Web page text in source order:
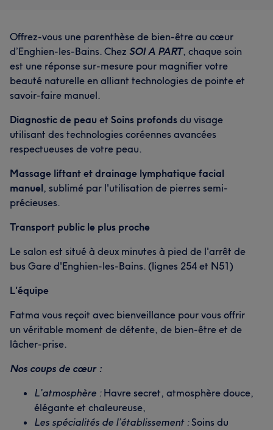
Offrez-vous une parenthèse de bien-être au cœur
d’Enghien-les-Bains. Chez SOI A PART, chaque soin
est une réponse sur-mesure pour magnifier votre
beauté naturelle en alliant technologies de pointe et
savoir-faire manuel.
Diagnostic de peau et Soins profonds du visage
utilisant des technologies coréennes avancées
respectueuses de votre peau.
Massage liftant et drainage lymphatique facial
manuel, sublimé par l'utilisation de pierres semi-
précieuses.
Transport public le plus proche
Le salon est situé à deux minutes à pied de l'arrêt de
bus Gare d'Enghien-les-Bains. (lignes 254 et N51)
L'équipe
Fatma vous reçoit avec bienveillance pour vous offrir
un véritable moment de détente, de bien-être et de
lâcher-prise.
Nos coups de cœur :
L’atmosphère : Havre secret, atmosphère douce,
élégante et chaleureuse,
Les spécialités de l’établissement :Soins du